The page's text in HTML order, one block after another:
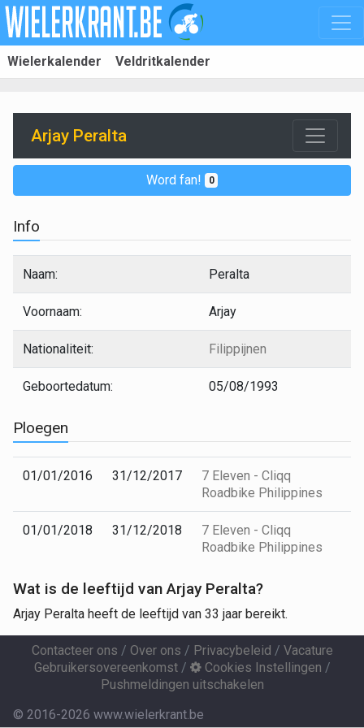
Wielerkalender Veldritkalender
Arjay Peralta
Word fan! 0
Info
Naam: Peralta
Voornaam: Arjay
Nationaliteit: Filippijnen
Geboortedatum: 05/08/1993
Ploegen
01/01/2016 31/12/2017
7 Eleven - Cliqq
Roadbike Philippines
01/01/2018 31/12/2018
7 Eleven - Cliqq
Roadbike Philippines
Wat is de leeftijd van Arjay Peralta?
Arjay Peralta heeft de leeftijd van 33 jaar bereikt.
Contacteer ons / Over ons / Privacybeleid / Vacature
Gebruikersovereenkomst/ Cookies Instellingen /
Pushmeldingen uitschakelen
© 2016-2026 www.wielerkrant.be